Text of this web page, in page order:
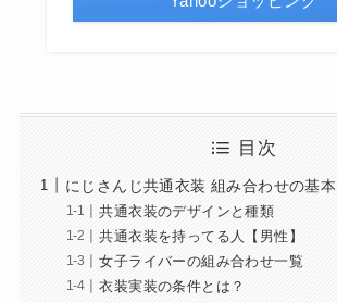
目次
にじさんじ共通衣装 組み合わせの基本
共通衣装のデザインと種類
共通衣装を持ってる人【男性】
女子ライバーの組み合わせ一覧
衣装実装の条件とは？